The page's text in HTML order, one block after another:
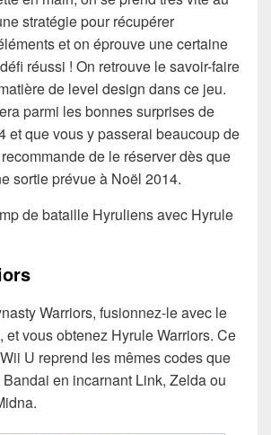
stratégie pour récupérer
et on éprouve une certaine
réussi ! On retrouve le savoir-faire
de level design dans ce jeu.
parmi les bonnes surprises de
et que vous y passerai beaucoup de
de le réserver dès que
sortie prévue à Noël 2014.
de bataille Hyruliens avec Hyrule
Warriors, fusionnez-le avec le
et vous obtenez Hyrule Warriors. Ce
U reprend les mêmes codes que
en incarnant Link, Zelda ou